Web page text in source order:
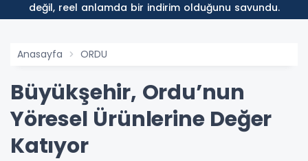
değil, reel anlamda bir indirim olduğunu savundu.
Anasayfa ORDU
Büyükşehir, Ordu’nun
Yöresel Ürünlerine Değer
Katıyor